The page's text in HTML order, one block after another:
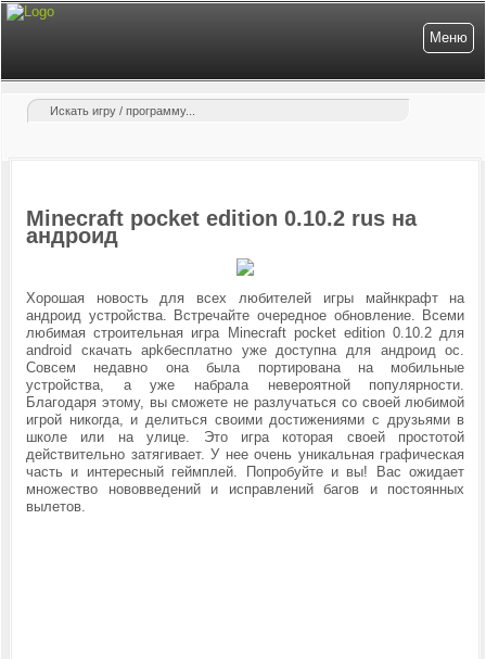
Меню
Minecraft pocket edition 0.10.2 rus на
андроид
Хорошая новость для всех любителей игры майнкрафт на
андроид устройства. Встречайте очередное обновление. Всеми
любимая строительная игра Minecraft pocket edition 0.10.2 для
android скачать apkбесплатно уже доступна для андроид ос.
Совсем недавно она была портирована на мобильные
устройства, а уже набрала невероятной популярности.
Благодаря этому, вы сможете не разлучаться со своей любимой
игрой никогда, и делиться своими достижениями с друзьями в
школе или на улице. Это игра которая своей простотой
действительно затягивает. У нее очень уникальная графическая
часть и интересный геймплей. Попробуйте и вы! Вас ожидает
множество нововведений и исправлений багов и постоянных
вылетов.